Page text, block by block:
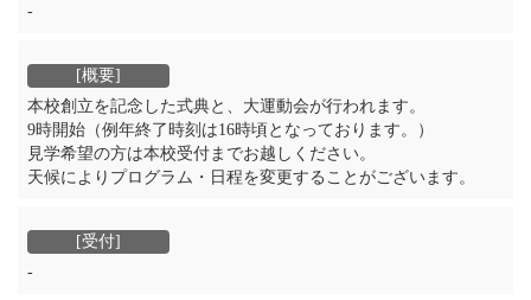
‐
本校創立を記念した式典と、大運動会が行われます。
9時開始（例年終了時刻は16時頃となっております。）
見学希望の方は本校受付までお越しください。
天候によりプログラム・日程を変更することがございます。
-